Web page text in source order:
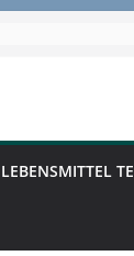
LEBENSMITTEL